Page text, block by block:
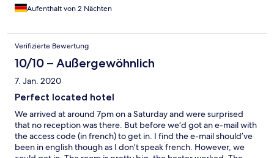
Aufenthalt von 2 Nächten
Verifizierte Bewertung
10/10 – Außergewöhnlich
7. Jan. 2020
Perfect located hotel
We arrived at around 7pm on a Saturday and were surprised
that no reception was there. But before we‘d got an e-mail with
the access code (in french) to get in. I find the e-mail should’ve
been in english though as I don’t speak french. However, we